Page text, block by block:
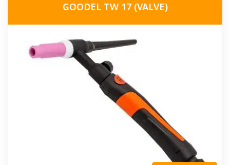
GOODEL TW 17 (VALVE)